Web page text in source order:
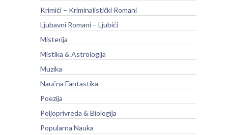
Krimići – Kriminalistički Romani
Ljubavni Romani – Ljubići
Misterija
Mistika & Astrologija
Muzika
Naučna Fantastika
Poezija
Poljoprivreda & Biologija
Popularna Nauka